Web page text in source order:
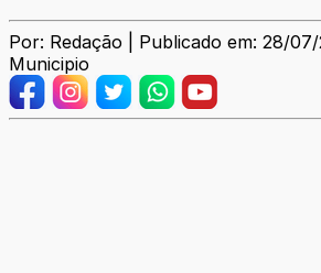
Por: Redação | Publicado em: 28/
Municipio